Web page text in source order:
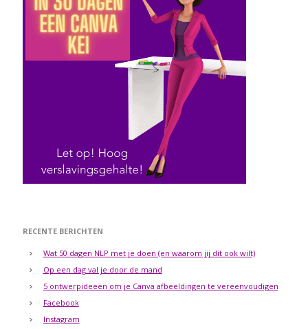
RECENTE BERICHTEN
Wat 50 dagen NLP met je doen (en waarom jij dit ook wilt)
Op een dag val je door de mand
5 ontwerpideeën om je Canva afbeeldingen te vereenvoudigen
Facebook
Instagram